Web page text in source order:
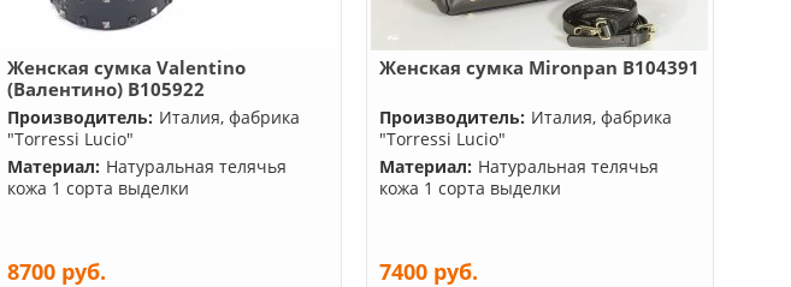
Женская сумка Valentino
(Валентино) B105922
Производитель: Италия, фабрика
"Torressi Lucio"
Материал: Натуральная телячья
кожа 1 сорта выделки
8700 руб.
Женская сумка Mironpan B104391
Производитель: Италия, фабрика
"Torressi Lucio"
Материал: Натуральная телячья
кожа 1 сорта выделки
7400 руб.